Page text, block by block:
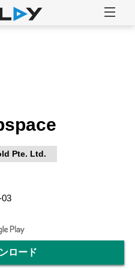
Pte. Ltd.
03
ロード